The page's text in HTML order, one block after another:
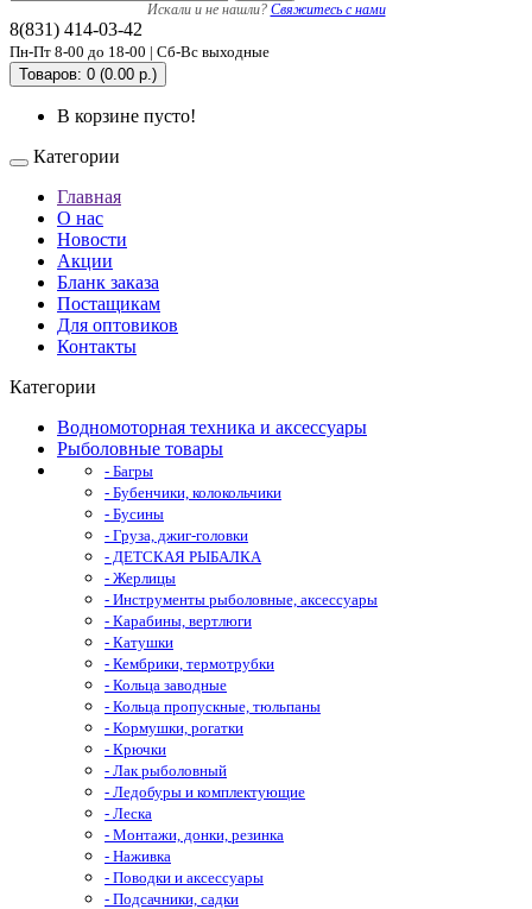
Искали и не нашли? Свяжитесь с нами
8(831) 414-03-42
Пн-Пт 8-00 до 18-00 | Сб-Вс выходные
Товаров: 0 (0.00 р.)
В корзине пусто!
Категории
Главная
О нас
Новости
Акции
Бланк заказа
Постащикам
Для оптовиков
Контакты
Категории
Водномоторная техника и аксессуары
Рыболовные товары
- Багры
- Бубенчики, колокольчики
- Бусины
- Груза, джиг-головки
- ДЕТСКАЯ РЫБАЛКА
- Жерлицы
- Инструменты рыболовные, аксессуары
- Карабины, вертлюги
- Катушки
- Кембрики, термотрубки
- Кольца заводные
- Кольца пропускные, тюльпаны
- Кормушки, рогатки
- Крючки
- Лак рыболовный
- Ледобуры и комплектующие
- Леска
- Монтажи, донки, резинка
- Наживка
- Поводки и аксессуары
- Подсачники, садки